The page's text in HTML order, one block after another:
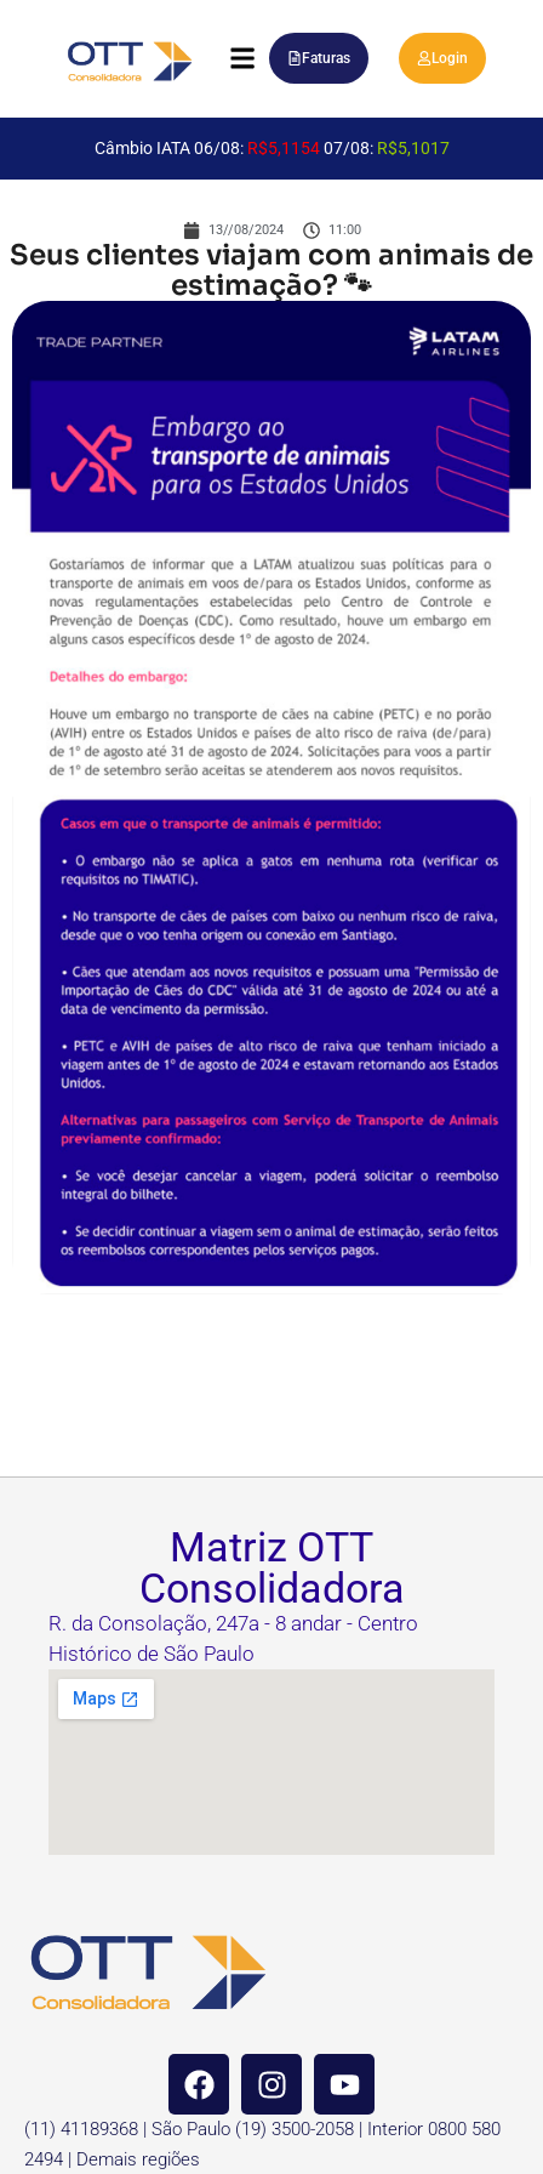
Faturas Login
Câmbio IATA 06/08: R$5,115407/08: R$5,1017
13//08/2024 11:00
Seus clientes viajam com animais de
estimação? 🐾
Matriz OTT
Consolidadora
R. da Consolação, 247a - 8 andar - Centro
Histórico de São Paulo
(11) 41189368 | São Paulo (19) 3500-2058 | Interior 0800 580
2494 | Demais regiões